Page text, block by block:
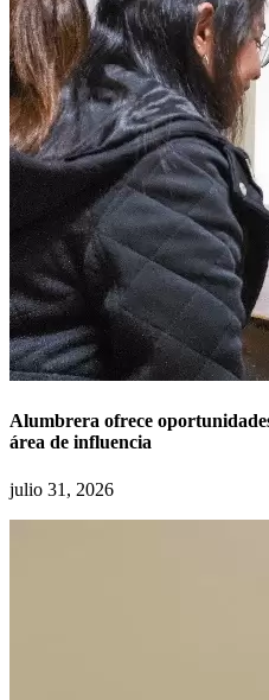
Alumbrera ofrece
área de influencia
julio 31, 2026